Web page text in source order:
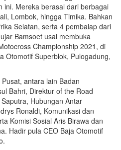
ini. Mereka berasal dari berbagai
Lombok, hingga Timika. Bahkan
Selatan, serta 4 pembalap dari
Bamsoet usai membuka
Championship 2021, di
Otomotif Superblok, Pulogadung,
antara lain Badan
Bahri, Direktur of the Road
Hubungan Antar
Ronaldi, Komunikasi dan
Komisi Sosial Aris Birawa dan
Hadir pula CEO Baja Otomotif